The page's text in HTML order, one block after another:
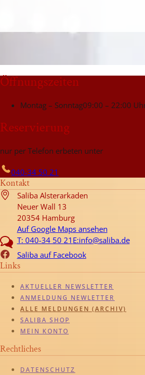
Öffnungszeiten
Montag – Sonntag09:00 – 22:00
Reservierung
nur per Telefon erbeten unter
040-34 50 21
Kontakt
Saliba Alsterarkaden
Neuer Wall 13
20354 Hamburg
Auf Google Maps ansehen
T: 040-34 50 21 E:info@saliba.de
Saliba auf Facebook
Links
AKTUELLER NEWSLETTER
ANMELDUNG NEWLETTER
ALLE MELDUNGEN (ARCHIV)
SALIBA SHOP
MEIN KONTO
Rechtliches
DATENSCHUTZ